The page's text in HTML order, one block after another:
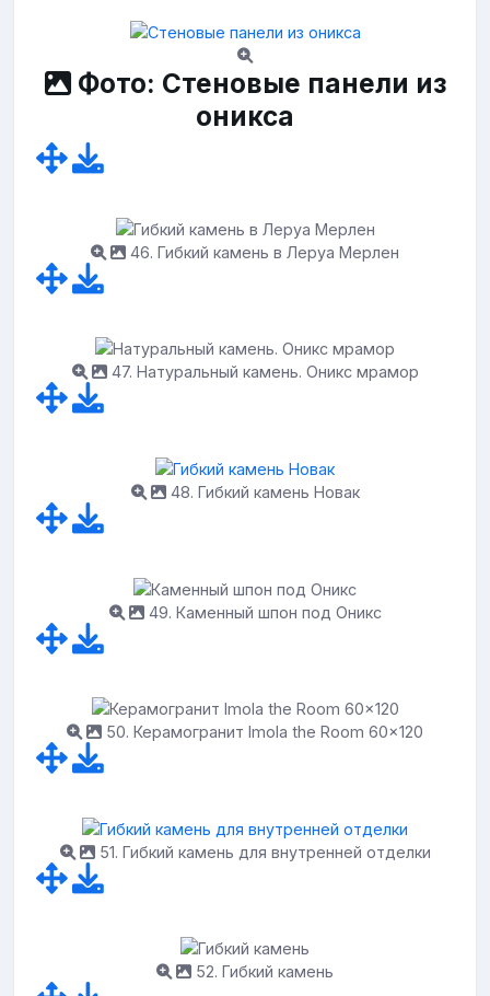
Фото: Стеновые панели из
оникса
46. Гибкий камень в Леруа Мерлен
47. Натуральный камень. Оникс мрамор
48. Гибкий камень Новак
49. Каменный шпон под Оникс
50. Керамогранит Imola the Room 60x120
51. Гибкий камень для внутренней отделки
52. Гибкий камень